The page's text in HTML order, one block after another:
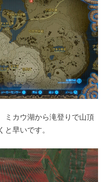
ミカウ湖から滝登りで山頂
早いです。